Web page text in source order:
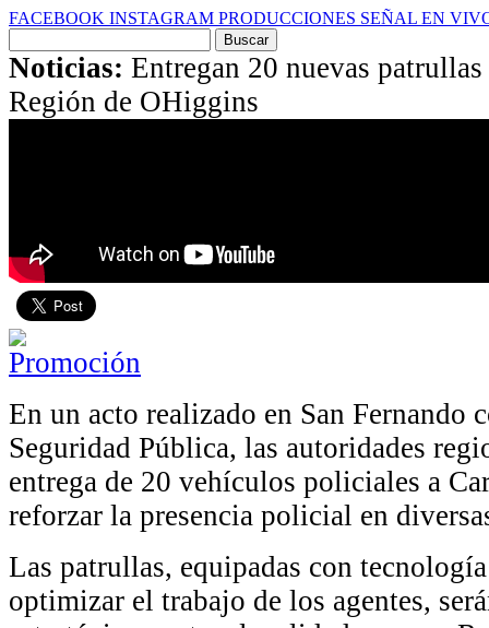
FACEBOOK INSTAGRAM PRODUCCIONES SEÑAL EN
por:
Noticias: Entregan 20 nuevas
Región de OHiggins
En un acto realizado en San Fernando
Seguridad Pública, las autoridades
entrega de 20 vehículos policiales a
reforzar la presencia policial en
Las patrullas, equipadas con
optimizar el trabajo de los agentes,